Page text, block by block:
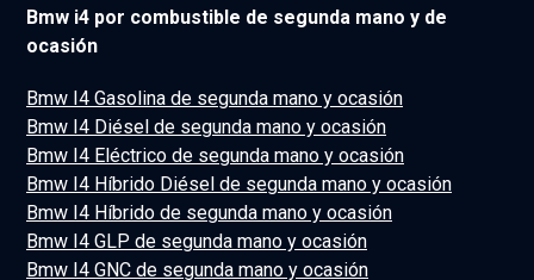
Bmw i4 por combustible de segunda mano y de
ocasión
Bmw I4 Gasolina de segunda mano y ocasión
Bmw I4 Diésel de segunda mano y ocasión
Bmw I4 Eléctrico de segunda mano y ocasión
Bmw I4 Híbrido Diésel de segunda mano y ocasión
Bmw I4 Híbrido de segunda mano y ocasión
Bmw I4 GLP de segunda mano y ocasión
Bmw I4 GNC de segunda mano y ocasión